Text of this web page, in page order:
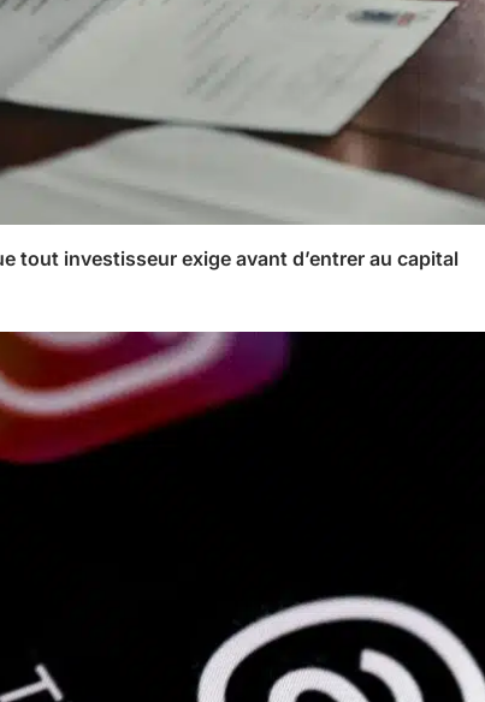
tout investisseur exige avant d’entrer au capital